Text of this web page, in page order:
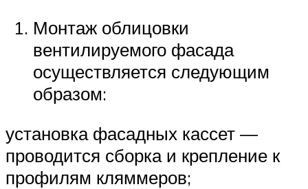
Монтаж облицовки
вентилируемого фасада
осуществляется следующим
образом:
установка фасадных кассет —
проводится сборка и крепление к
профилям кляммеров;